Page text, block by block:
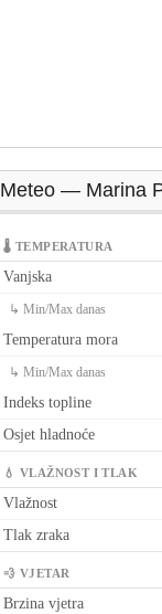
Meteo — Marina
🌡 TEMPERATURA
Vanjska
↳ Min/Max danas
Temperatura mora
↳ Min/Max danas
Indeks topline
Osjet hladnoće
💧 VLAŽNOST I TLAK
Vlažnost
Tlak zraka
💨 VJETAR
Brzina vjetra